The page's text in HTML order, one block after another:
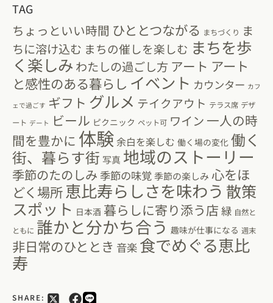
TAG
ちょっといい時間 ひととつながる まちづくり ま
ちに溶け込む まちの催しを楽しむ まちを歩
く楽しみ わたしの過ごし方 アート アート
と感性のある暮らし イベント カウンター カフ
ェで過ごす ギフト グルメ テイクアウト テラス席 デザ
ート デート ビール ピクニック ペット可 ワイン 一人の時
間を豊かに 体験 余白を楽しむ 働く場の変化 働く
街、暮らす街 写真 地域のストーリー
季節のたのしみ 季節の味覚季節の楽しみ 心をほ
どく場所恵比寿らしさを味わう 散策
スポット 日本酒 暮らしに寄り添う店 緑 自然と
ともに 誰かと分かち合う 趣味が仕事になる 週末
非日常のひととき 音楽 食でめぐる恵比
寿
SHARE: